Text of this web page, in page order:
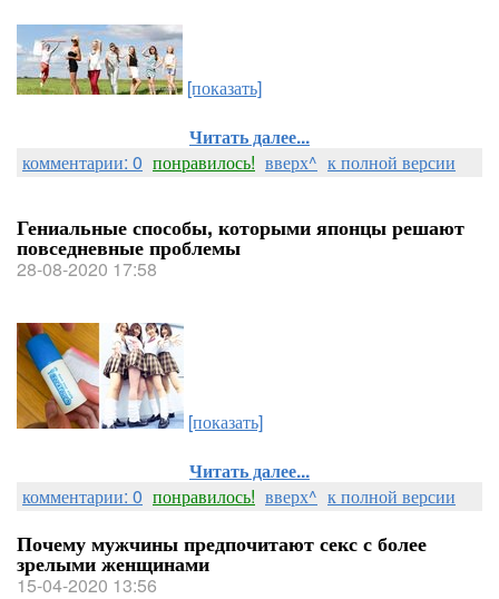
[показать]
Читать далее...
комментарии: 0 понравилось! вверх^ к полной версии
Гениальные способы, которыми японцы решают
повседневные проблемы
28-08-2020 17:58
[показать]
Читать далее...
комментарии: 0 понравилось! вверх^ к полной версии
Почему мужчины предпочитают секс с более
зрелыми женщинами
15-04-2020 13:56